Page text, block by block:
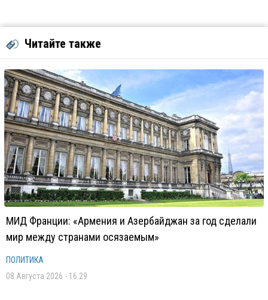
Читайте также
МИД Франции: «Армения и Азербайджан за год сделали
мир между странами осязаемым»
ПОЛИТИКА
08 Августа 2026 - 16:29